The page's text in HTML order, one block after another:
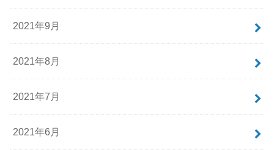
2021年9月
2021年8月
2021年7月
2021年6月